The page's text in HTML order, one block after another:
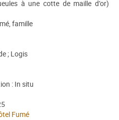
à une cotte de maille d’or)
famille
; Logis
: In situ
Fumé